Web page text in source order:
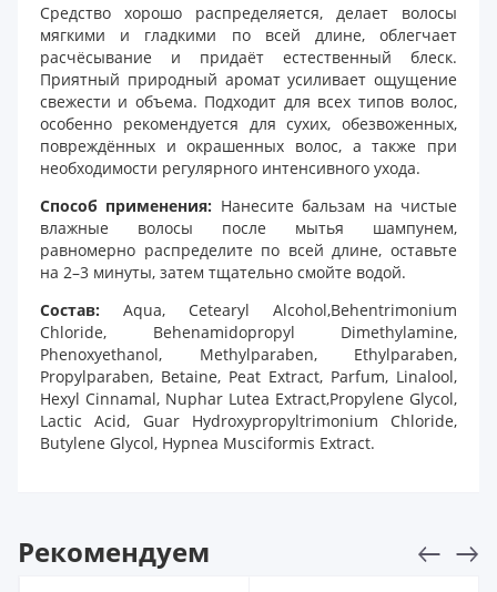
Средство хорошо распределяется, делает волосы
мягкими и гладкими по всей длине, облегчает
расчёсывание и придаёт естественный блеск.
Приятный природный аромат усиливает ощущение
свежести и объема. Подходит для всех типов волос,
особенно рекомендуется для сухих, обезвоженных,
повреждённых и окрашенных волос, а также при
необходимости регулярного интенсивного ухода.
Способ применения: Нанесите бальзам на чистые
влажные волосы после мытья шампунем,
равномерно распределите по всей длине, оставьте
на 2–3 минуты, затем тщательно смойте водой.
Состав: Aqua, Cetearyl Alcohol,Behentrimonium
Chloride, Behenamidopropyl Dimethylamine,
Phenoxyethanol, Methylparaben, Ethylparaben,
Propylparaben, Betaine, Peat Extract, Parfum, Linalool,
Hexyl Cinnamal, Nuphar Lutea Extract,Propylene Glycol,
Lactic Acid, Guar Hydroxypropyltrimonium Chloride,
Butylene Glycol, Hypnea Musciformis Extract.
Рекомендуем